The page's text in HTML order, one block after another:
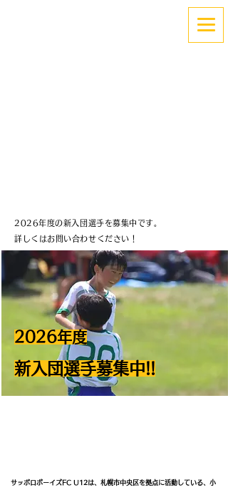
2026年度の新入団選手を募集中です。
詳しくはお問い合わせください！
サッポロボーイズFC U12は、札幌市中央区を拠点に活動している、小
2026年度
新入団選手募集中!!